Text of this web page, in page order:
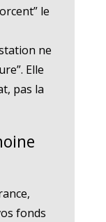
le
ne
Elle
pas la
fonds